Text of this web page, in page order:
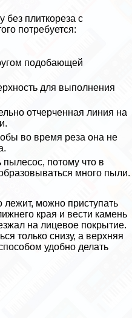
без плиткореза с
потребуется:
подобающей
для выполнения
отчерченная линия на
во время реза она не
потому что в
много пыли.
лежит, можно приступать
края и вести камень
на лицевое покрытие.
только снизу, а верхняя
удобно делать